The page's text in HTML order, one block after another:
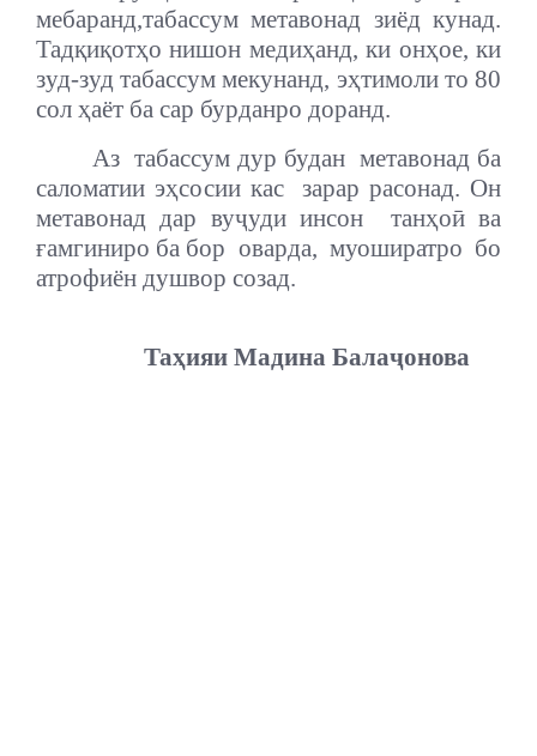
мебаранд,табассум метавонад зиёд кунад.
Тадқиқотҳо нишон медиҳанд, ки онҳое, ки
зуд-зуд табассум мекунанд, эҳтимоли то 80
сол ҳаёт ба сар бурданро доранд.
Аз табассум дур будан метавонад ба
саломатии эҳсосии кас
зарар расонад. Он
метавонад дар вуҷуди инсон
танҳоӣ ва
ғамгиниро ба бор оварда, муоширатро бо
атрофиён душвор созад.
Таҳияи Мадина Балаҷонова